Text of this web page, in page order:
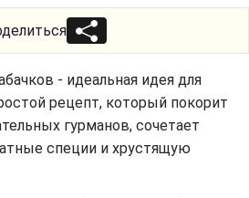
- идеальная идея для
рецепт, который покорит
гурманов, сочетает
специи и хрустящую